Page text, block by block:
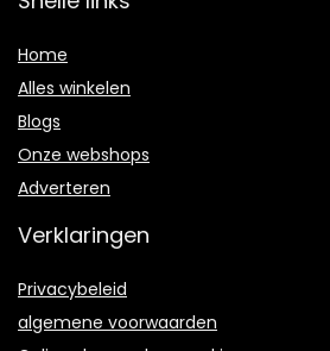
Home
Alles winkelen
Blogs
Onze webshops
Adverteren
Verklaringen
Privacybeleid
algemene voorwaarden